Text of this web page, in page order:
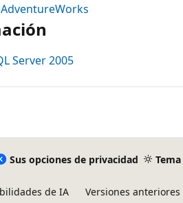
Server 2005
Sus opciones de privacidad Tema
de IA Versiones anteriores